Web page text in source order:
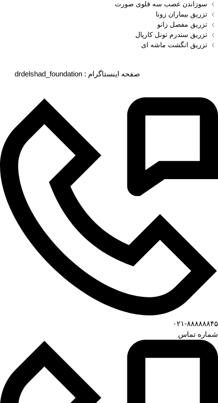
سوزاندن عصب سه قلوی صورت
تزریق بیماران زونا
تزریق مفصل زانو
تزریق سندرم تونل کارپال
تزریق انگشت ماشه‌ ای
drdelshad_foundation : صفحه اینستاگرام
۰۲۱-۸۸۸۸۸۸۴۵
شماره تماس